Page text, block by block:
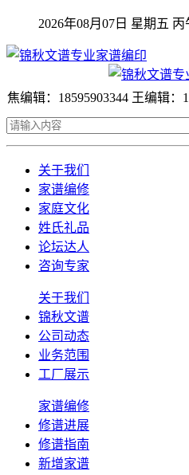
2026年08月07日 星期五
焦编辑：18595903344 王编辑：
关于我们
家谱编修
家庭文化
姓氏礼品
论坛达人
咨询专家
关于我们
锦秋文谱
公司动态
业务范围
工厂展示
家谱编修
修谱进展
修谱指南
新增家谱